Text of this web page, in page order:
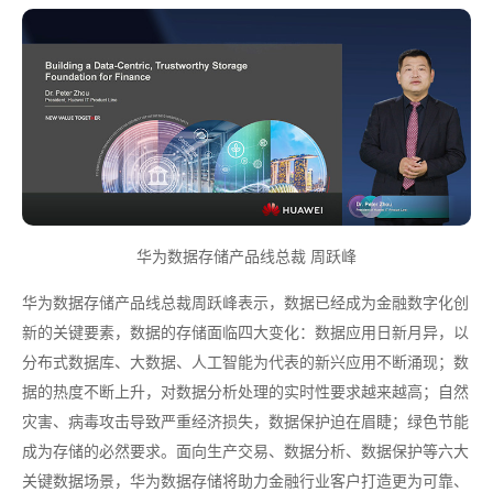
华为数据存储产品线总裁 周跃峰
华为数据存储产品线总裁周跃峰表示，数据已经成为金融数字化创
新的关键要素，数据的存储面临四大变化：数据应用日新月异，以
分布式数据库、大数据、人工智能为代表的新兴应用不断涌现；数
据的热度不断上升，对数据分析处理的实时性要求越来越高；自然
灾害、病毒攻击导致严重经济损失，数据保护迫在眉睫；绿色节能
成为存储的必然要求。面向生产交易、数据分析、数据保护等六大
关键数据场景，华为数据存储将助力金融行业客户打造更为可靠、